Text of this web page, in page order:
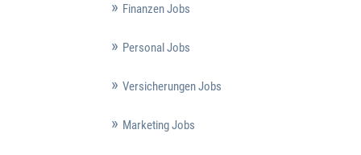
Finanzen Jobs
Personal Jobs
Versicherungen Jobs
Marketing Jobs